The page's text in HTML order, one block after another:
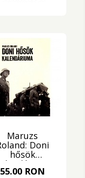
Maruzs
Doni
hősök
55.00 RON